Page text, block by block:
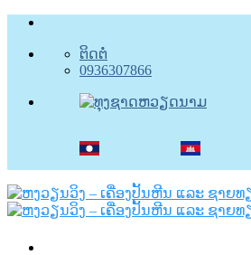
ຂ້າມ
ຕິດຕໍ່
0936307866